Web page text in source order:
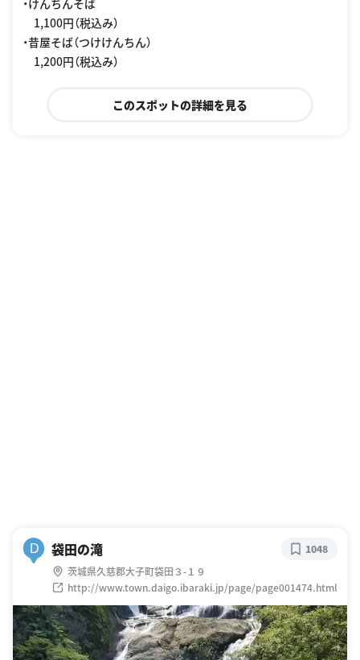
1,100円（税込み）
・昔屋そば（つけけんちん）
1,200円（税込み）
このスポットの詳細を見る
D 袋田の滝
茨城県久慈郡大子町袋田３-１９
http://www.town.daigo.ibaraki.jp/page/page001474.html
1048